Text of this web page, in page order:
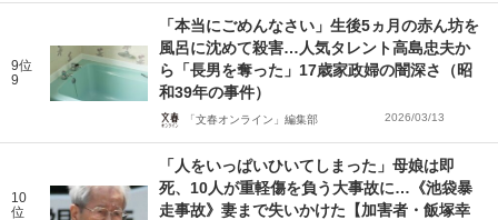
9位
9
「本当にごめんなさい」生後5ヵ月の赤ん坊を
風呂に沈めて殺害…人気タレント高島忠夫か
ら「長男を奪った」17歳家政婦の闇深さ（昭
和39年の事件）
「文春オンライン」編集部 2026/03/13
10
位
「人をいっぱいひいてしまった」母娘は即
死、10人が重軽傷を負う大事故に…《池袋暴
走事故》妻まで失いかけた【加害者・飯塚幸